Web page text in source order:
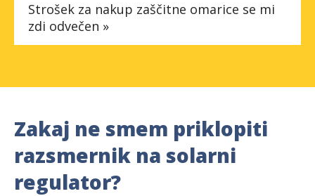
Strošek za nakup zaščitne omarice se mi
zdi odvečen »
Zakaj ne smem priklopiti
razsmernik na solarni
regulator?